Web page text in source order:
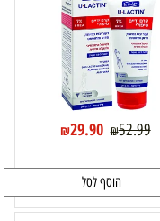
₪52.99
₪29.90
הוסף לסל